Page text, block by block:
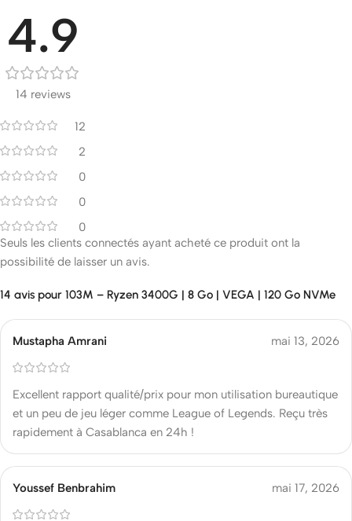
4.9
14 reviews
12
2
0
0
0
14 avis pour 103M – Ryzen 3400G | 8 Go | VEGA | 120 Go NVMe
Mustapha Amrani mai 13, 2026
Excellent rapport qualité/prix pour mon utilisation bureautique
et un peu de jeu léger comme League of Legends. Reçu très
rapidement à Casablanca en 24h !
Youssef Benbrahim mai 17, 2026
Seuls les clients connectés ayant acheté ce produit ont la
possibilité de laisser un avis.